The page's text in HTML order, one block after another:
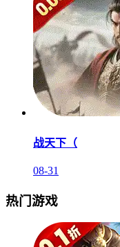
战天下（
08-31
热门游戏